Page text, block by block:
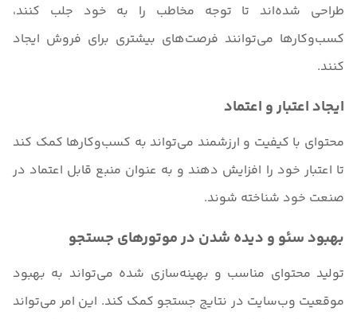
طراحی شده‌اند تا توجه مخاطب را به خود جلب کنند،
کسب‌وکارها می‌توانند فرصت‌های بیشتری برای فروش ایجاد
کنند.
ایجاد اعتبار و اعتماد
محتوای با کیفیت و ارزشمند می‌تواند به کسب‌وکارها کمک کند
تا اعتبار خود را افزایش دهند و به عنوان منبع قابل اعتماد در
صنعت خود شناخته شوند.
بهبود سئو و دیده شدن در موتورهای جستجو
تولید محتوای مناسب و بهینه‌سازی شده می‌تواند به بهبود
موقعیت وب‌سایت در نتایج جستجو کمک کند. این امر می‌تواند